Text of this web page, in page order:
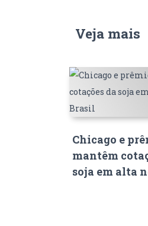
Veja mais
Chicago e
mantêm
soja em alta